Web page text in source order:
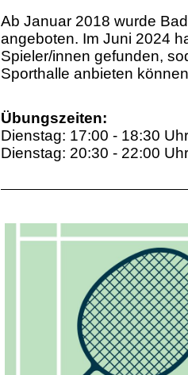
Ab Januar 2018 wurde
angeboten. Im Juni 2024
Spieler/innen gefunden,
Sporthalle anbieten
Übungszeiten:
Dienstag: 17:00 - 18:30 Uhr
Dienstag: 20:30 - 22:00 Uhr